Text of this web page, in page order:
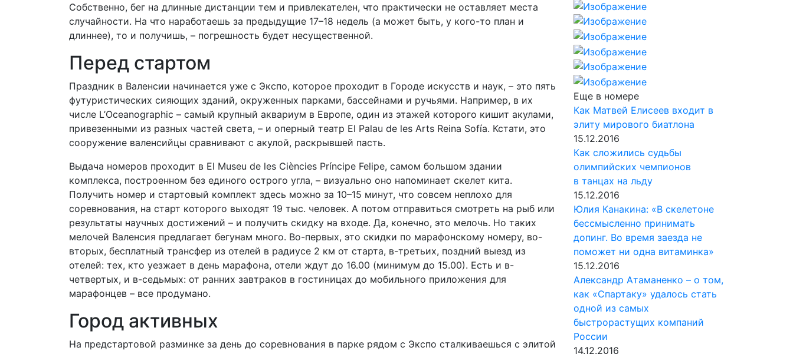
Собственно, бег на длинные дистанции тем и привлекателен, что практически не оставляет места
случайности. На что наработаешь за предыдущие 17–18 недель (а может быть, у кого-то план и
длиннее), то и получишь, – погрешность будет несущественной.
Перед стартом
Праздник в Валенсии начинается уже с Экспо, которое проходит в Городе искусств и наук, – это пять
футуристических сияющих зданий, окруженных парками, бассейнами и ручьями. Например, в их
числе L’Oceanographic – самый крупный аквариум в Европе, один из этажей которого кишит акулами,
привезенными из разных частей света, – и оперный театр El Palau de les Arts Reina Sofía. Кстати, это
сооружение валенсийцы сравнивают с акулой, раскрывшей пасть.
Выдача номеров проходит в El Museu de les Ciències Príncipe Felipe, самом большом здании
комплекса, построенном без единого острого угла, – визуально оно напоминает скелет кита.
Получить номер и стартовый комплект здесь можно за 10–15 минут, что совсем неплохо для
соревнования, на старт которого выходят 19 тыс. человек. А потом отправиться смотреть на рыб или
результаты научных достижений – и получить скидку на входе. Да, конечно, это мелочь. Но таких
мелочей Валенсия предлагает бегунам много. Во-первых, это скидки по марафонскому номеру, во-
вторых, бесплатный трансфер из отелей в радиусе 2 км от старта, в-третьих, поздний выезд из
отелей: тех, кто уезжает в день марафона, отели ждут до 16.00 (минимум до 15.00). Есть и в-
четвертых, и в-седьмых: от ранних завтраков в гостиницах до мобильного приложения для
марафонцев – все продумано.
Город активных
На предстартовой разминке за день до соревнования в парке рядом с Экспо сталкиваешься с элитой
Еще в номере
Как Матвей Елисеев входит в
элиту мирового биатлона
15.12.2016
Как сложились судьбы
олимпийских чемпионов
в танцах на льду
15.12.2016
Юлия Канакина: «В скелетоне
бессмысленно принимать
допинг. Во время заезда не
поможет ни одна витаминка»
15.12.2016
Александр Атаманенко – о том,
как «Спартаку» удалось стать
одной из самых
быстрорастущих компаний
России
14.12.2016